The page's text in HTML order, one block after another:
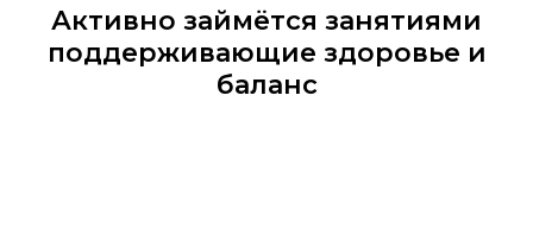
Активно займётся занятиями
поддерживающие здоровье и
баланс